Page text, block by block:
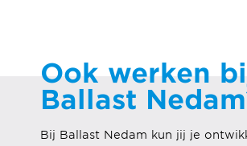
Ook werken
Ballast
Bij Ballast Nedam kun jij je